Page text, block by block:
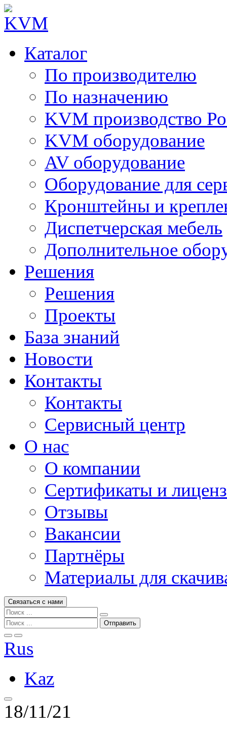
Каталог
По производителю
По назначению
KVM производство
KVM оборудование
AV оборудование
Оборудование для
Кронштейны и
Диспетчерская мебель
Дополнительное
Решения
Решения
Проекты
База знаний
Новости
Контакты
Контакты
Сервисный центр
О нас
О компании
Сертификаты и
Отзывы
Вакансии
Партнёры
Материалы для
Связаться с нами
Rus
Kaz
18/11/21